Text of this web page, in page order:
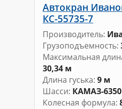
Автокран
КС-55735-7
Производитель
Грузоподъемность
Максимальная
30,34 м
Длина гуська 9 м
Шасси КАМАЗ-
Колесная формула